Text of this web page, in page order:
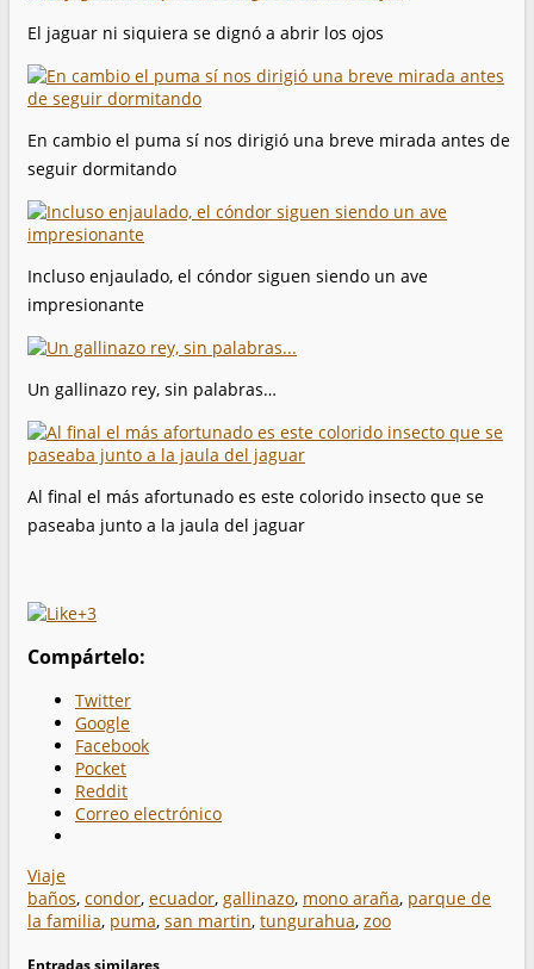
El jaguar ni siquiera se dignó a abrir los ojos
En cambio el puma sí nos dirigió una breve mirada antes de
seguir dormitando
Incluso enjaulado, el cóndor siguen siendo un ave
impresionante
Un gallinazo rey, sin palabras…
Al final el más afortunado es este colorido insecto que se
paseaba junto a la jaula del jaguar
+3
Compártelo:
Twitter
Google
Facebook
Pocket
Reddit
Correo electrónico
Viaje
baños, condor, ecuador, gallinazo, mono araña, parque de
la familia, puma, san martin, tungurahua, zoo
Entradas similares